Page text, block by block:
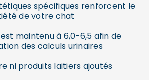
spécifiques renforcent le
de votre chat
maintenu à 6,0-6,5 afin de
des calculs urinaires
ni produits laitiers ajoutés